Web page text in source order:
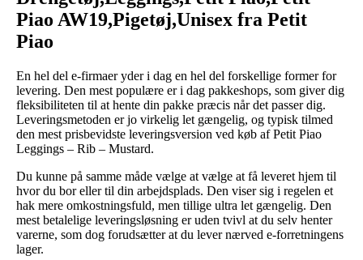
Piao AW19,Pigetøj,Unisex fra Petit
Piao
En hel del e-firmaer yder i dag en hel del forskellige former for
levering. Den mest populære er i dag pakkeshops, som giver dig
fleksibiliteten til at hente din pakke præcis når det passer dig.
Leveringsmetoden er jo virkelig let gængelig, og typisk tilmed
den mest prisbevidste leveringsversion ved køb af Petit Piao
Leggings – Rib – Mustard.
Du kunne på samme måde vælge at vælge at få leveret hjem til
hvor du bor eller til din arbejdsplads. Den viser sig i regelen et
hak mere omkostningsfuld, men tillige ultra let gængelig. Den
mest betalelige leveringsløsning er uden tvivl at du selv henter
varerne, som dog forudsætter at du lever nærved e-forretningens
lager.